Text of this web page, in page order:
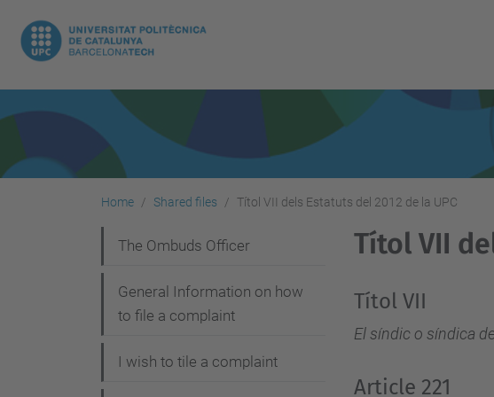
Home Shared files Títol VII dels Estatuts del 2012 de la UPC
Títol VII
Títol VII
El síndic o síndica
Article 221
a
i
The Ombuds Officer
General Information on how
to file a complaint
I wish to tile a complaint